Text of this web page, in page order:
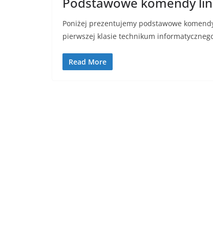
Poniżej prezentujemy podstawowe
pierwszej klasie technikum
Read More